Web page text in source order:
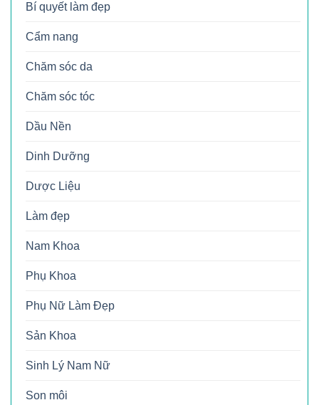
Bí quyết làm đẹp
Cẩm nang
Chăm sóc da
Chăm sóc tóc
Dầu Nền
Dinh Dưỡng
Dược Liệu
Làm đẹp
Nam Khoa
Phụ Khoa
Phụ Nữ Làm Đẹp
Sản Khoa
Sinh Lý Nam Nữ
Son môi